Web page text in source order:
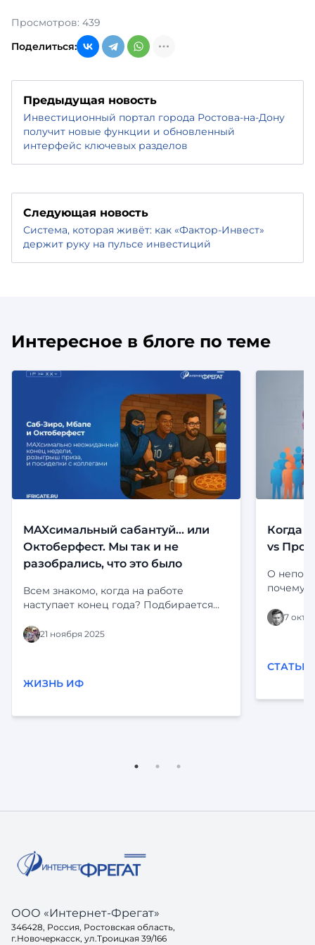
Просмотров: 439
Поделиться:
Предыдущая новость
Инвестиционный портал города Ростова-на-Дону
получит новые функции и обновленный
интерфейс ключевых разделов
Следующая новость
Система, которая живёт: как «Фактор-Инвест»
держит руку на пульсе инвестиций
Интересное в блоге по теме
MAXсимальный сабантуй... или
Октоберфест. Мы так и не
разобрались, что это было
Всем знакомо, когда на работе
наступает конец года? Подбирается
проектов, и подписания новых
контрактов. Все напряжены, нервы на
перезагрузиться. И совсем недавно,
небольшой повод, в котором все
финансирование от руководства (как
21 ноября 2025
ЖИЗНЬ ИФ
Когда
vs
О
почему
7
СТАТЬИ
ООО «Интернет-Фрегат»
346428, Россия, Ростовская область,
г.Новочеркасск, ул.Троицкая 39/166